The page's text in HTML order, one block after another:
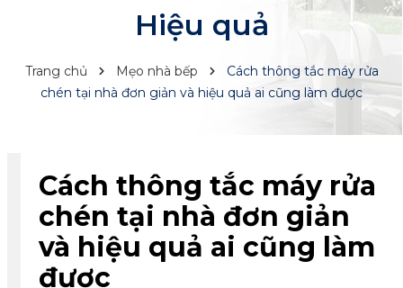
Hiệu quả
Trang chủ Mẹo nhà bếp
Cách thông tắc máy rửa
chén tại nhà đơn giản và hiệu quả ai cũng làm được
Cách thông tắc máy rửa
chén tại nhà đơn giản
và hiệu quả ai cũng làm
được